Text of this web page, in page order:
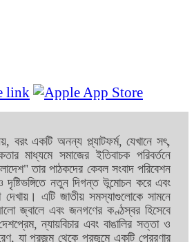
বরং একটি অনন্য প্ল্যাটফর্ম, যেখানে সৎ,
মাধ্যমে সমাজের ইতিবাচক পরিবর্তনে
তার পাঠকদের কেবল সংবাদ পরিবেশন
নতুন দিগন্ত উন্মোচন করে এবং
এটি জাতীয় সমস্যাগুলোকে সামনে
জ্বালে এবং জনগণের কণ্ঠস্বর হিসেবে
ন্যায়বিচার এবং বাঙালির সত্তা ও
যা প্রজন্ম থেকে প্রজন্মে একটি প্রেরণার